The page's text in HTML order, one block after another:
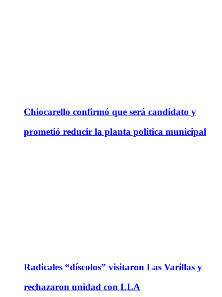
Chiocarello confirmó que será candidato y
prometió reducir la planta política municipal
Radicales “díscolos” visitaron Las Varillas y
rechazaron unidad con LLA